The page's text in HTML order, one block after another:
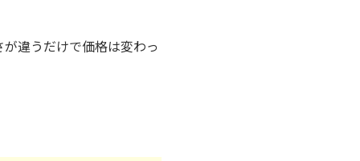
違うだけで価格は変わっ